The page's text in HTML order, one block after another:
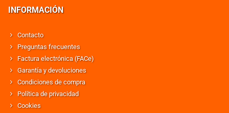
INFORMACIÓN
Contacto
Preguntas frecuentes
Factura electrónica (FACe)
Garantía y devoluciones
Condiciones de compra
Política de privacidad
Cookies